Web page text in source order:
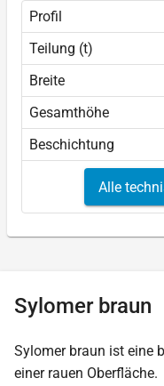
Profil
Teilung (t)
Breite
Gesamthöhe
Beschichtung
Alle
Sylomer braun
Sylomer braun ist eine
einer rauen Oberfläche.